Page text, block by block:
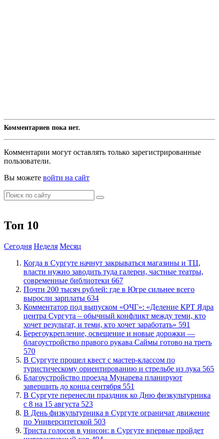
Комментариев пока нет.
Комментарии могут оставлять только зарегистрированные
пользователи.
Вы можете войти на сайт
Топ 10
Сегодня Неделя Месяц
​Когда в Сургуте начнут закрываться магазины и ТЦ,
власти нужно заводить туда галереи, частные театры,
современные библиотеки 667
​Почти 200 тысяч рублей: где в Югре сильнее всего
выросли зарплаты 634
​Комментатор под выпуском «ОЧГ»: «Деление КРТ Ядра
центра Сургута – обычный конфликт между теми, кто
хочет результат, и теми, кто хочет заработать» 591
Берегоукрепление, освещение и новые дорожки —
благоустройство правого рукава Саймы готово на треть
570
В Сургуте прошел квест с мастер-классом по
туристическому ориентированию и стрельбе из лука 565
Благоустройство проезда Мунарева планируют
завершить до конца сентября 551
​В Сургуте перенесли праздник ко Дню физкультурника
с 8 на 15 августа 523
​В День физкультурника в Сургуте ограничат движение
по Университетской 503
​Триста голосов в унисон: в Сургуте впервые пройдет